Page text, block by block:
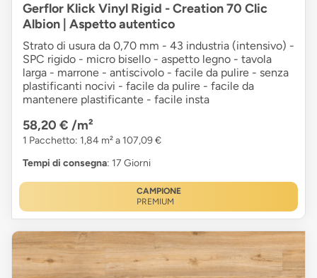
Gerflor Klick Vinyl Rigid - Creation 70 Clic
Albion | Aspetto autentico
Strato di usura da 0,70 mm - 43 industria (intensivo) -
SPC rigido - micro bisello - aspetto legno - tavola
larga - marrone - antiscivolo - facile da pulire - senza
plastificanti nocivi - facile da pulire - facile da
mantenere plastificante - facile insta
58,20 € /m²
1 Pacchetto: 1,84 m² a 107,09 €
Tempi di consegna: 17 Giorni
CAMPIONE
PREMIUM